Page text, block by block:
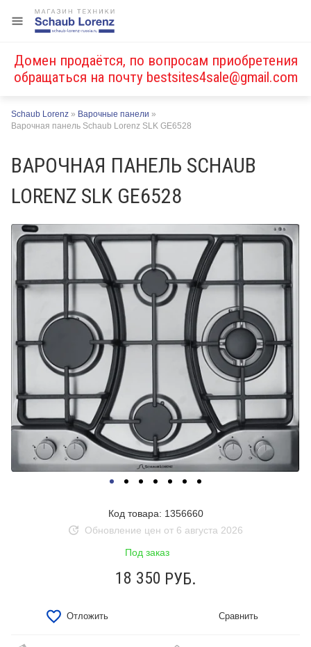
Домен продаётся, по вопросам приобретения
обращаться на почту bestsites4sale@gmail.com
Schaub Lorenz » Варочные панели »
Варочная панель Schaub Lorenz SLK GE6528
ВАРОЧНАЯ ПАНЕЛЬ SCHAUB
LORENZ SLK GE6528
Код товара: 1356660
Под заказ
Обновление цен от 6 августа 2026
18 350 РУБ.
Отложить Сравнить